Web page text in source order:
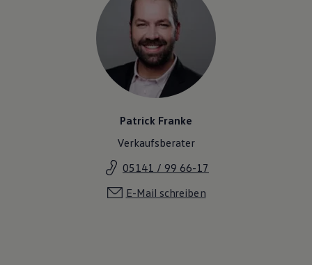
Patrick Franke
Verkaufsberater
05141 / 99 66-17
E-Mail schreiben